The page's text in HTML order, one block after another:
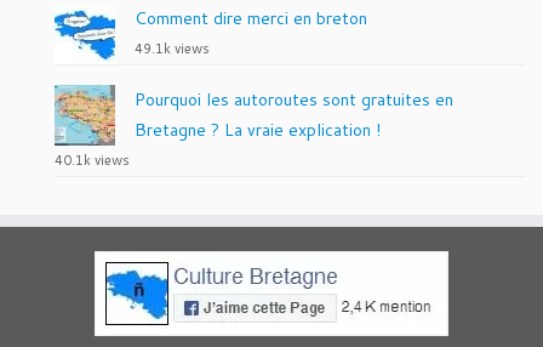
Comment dire merci en breton
49.1k views
Pourquoi les autoroutes sont gratuites en
Bretagne ? La vraie explication !
40.1k views